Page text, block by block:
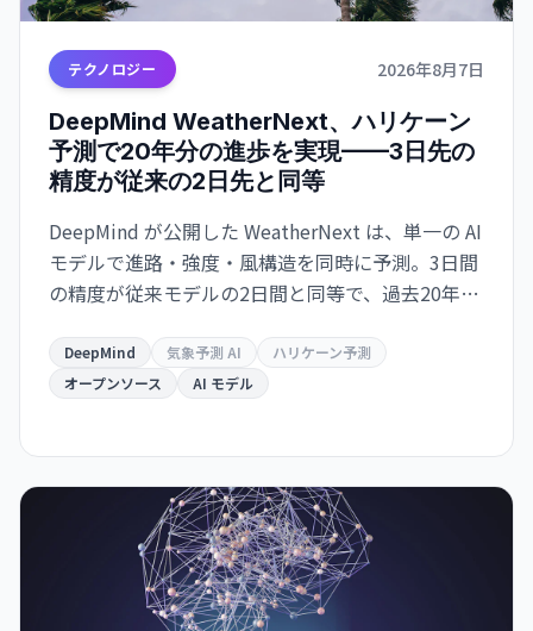
テクノロジー 2026年8月7日
DeepMind WeatherNext、ハリケーン
予測で20年分の進歩を実現——3日先の
精度が従来の2日先と同等
DeepMind が公開した WeatherNext は、単一の AI
モデルで進路・強度・風構造を同時に予測。3日間
の精度が従来モデルの2日間と同等で、過去20年の
た。GitHub でオープンソース化。
DeepMind 気象予測 AI
ハリケーン予測
オープンソース
AI モデル